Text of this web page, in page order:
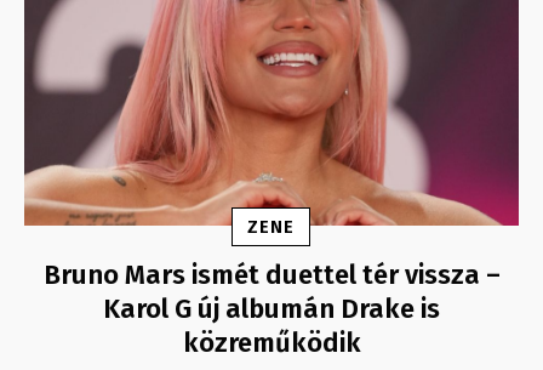
ZENE
Bruno Mars ismét duettel tér vissza –
Karol G új albumán Drake is
közreműködik